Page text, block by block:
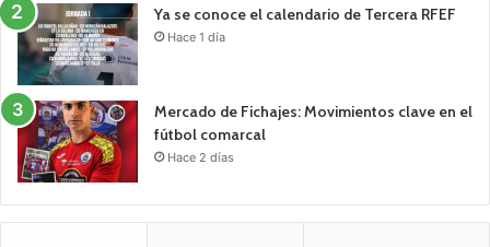
Ya se conoce el calendario de Tercera RFEF
Hace 1 día
Mercado de Fichajes: Movimientos clave en el
fútbol comarcal
Hace 2 días